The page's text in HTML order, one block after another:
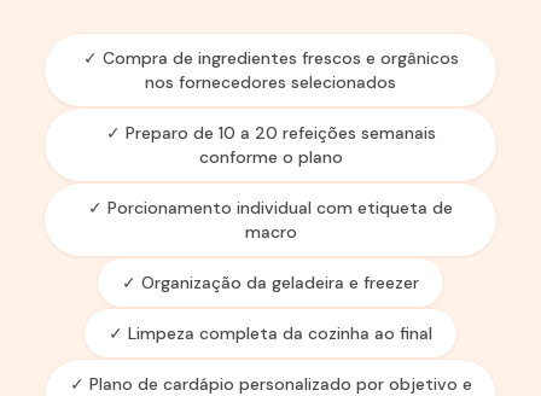
✓ Compra de ingredientes frescos e orgânicos
nos fornecedores selecionados
✓ Preparo de 10 a 20 refeições semanais
conforme o plano
✓ Porcionamento individual com etiqueta de
macro
✓ Organização da geladeira e freezer
✓ Limpeza completa da cozinha ao final
✓ Plano de cardápio personalizado por objetivo e